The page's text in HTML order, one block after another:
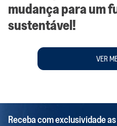
mudança para um
sustentável!
VER
Receba com exclusividade